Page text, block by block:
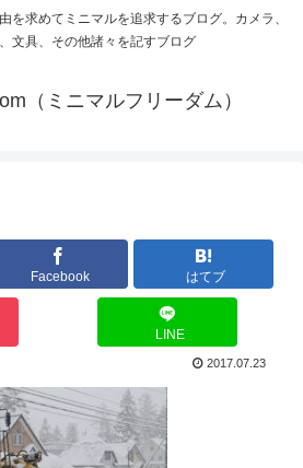
を求めてミニマルを追求するブログ。カメラ、
文具、その他諸々を記すブログ
（ミニマルフリーダム）
Facebook はてブ
LINE
2017.07.23